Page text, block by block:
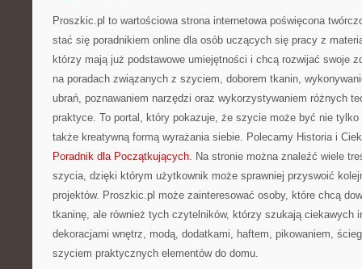
Proszkic.pl to wartościowa strona internetowa poświęcona
stać się poradnikiem online dla osób uczących się pracy z
którzy mają już podstawowe umiejętności i chcą rozwijać swoje
na poradach związanych z szyciem, doborem tkanin,
ubrań, poznawaniem narzędzi oraz wykorzystywaniem różnych
praktyce. To portal, który pokazuje, że szycie może być nie
także kreatywną formą wyrażania siebie. Polecamy Historia i
Poradnik dla Początkujących. Na stronie można znaleźć wiele
szycia, dzięki którym użytkownik może sprawniej przyswoić
projektów. Proszkic.pl może zainteresować osoby, które chcą
tkaninę, ale również tych czytelników, którzy szukają ciekawych
dekoracjami wnętrz, modą, dodatkami, haftem, pikowaniem,
szyciem praktycznych elementów do domu.